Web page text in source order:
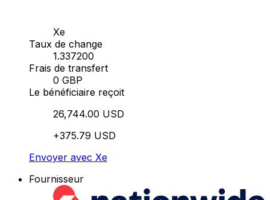
Xe
Taux de change
1.337200
Frais de transfert
0 GBP
Le bénéficiaire reçoit
26,744.00 USD
+375.79 USD
Envoyer avec Xe
Fournisseur